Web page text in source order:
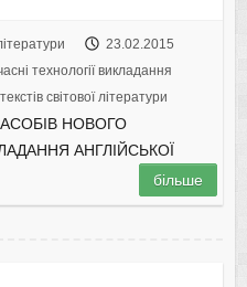
23.02.2015
технології викладання
світової літератури
НОВОГО
АНГЛІЙСЬКОЇ
більше